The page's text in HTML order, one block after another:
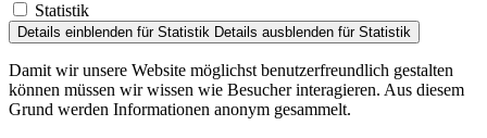
Statistik
Details einblenden für Statistik Details ausblenden für Statistik
Damit wir unsere Website möglichst benutzerfreundlich gestalten
können müssen wir wissen wie Besucher interagieren. Aus diesem
Grund werden Informationen anonym gesammelt.